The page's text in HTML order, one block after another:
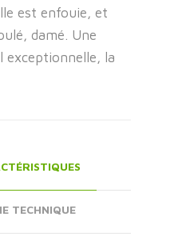
est enfouie, et
damé. Une
exceptionnelle, la
TECHNIQUE